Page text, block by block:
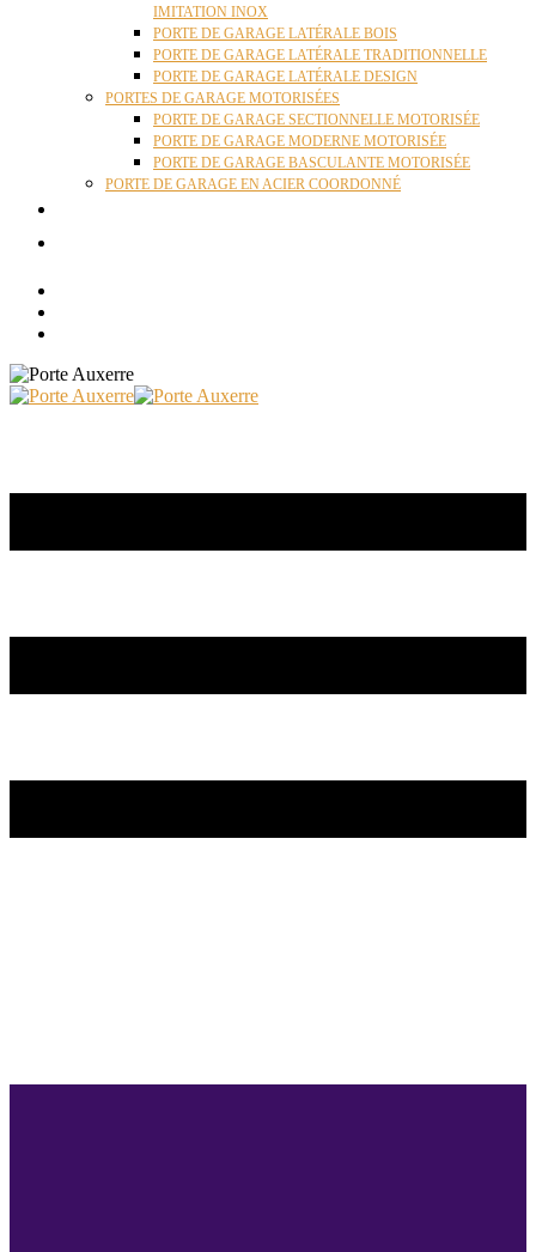
IMITATION INOX
PORTE DE GARAGE LATÉRALE BOIS
PORTE DE GARAGE LATÉRALE TRADITIONNELLE
PORTE DE GARAGE LATÉRALE DESIGN
PORTES DE GARAGE MOTORISÉES
PORTE DE GARAGE SECTIONNELLE MOTORISÉE
PORTE DE GARAGE MODERNE MOTORISÉE
PORTE DE GARAGE BASCULANTE MOTORISÉE
PORTE DE GARAGE EN ACIER COORDONNÉ